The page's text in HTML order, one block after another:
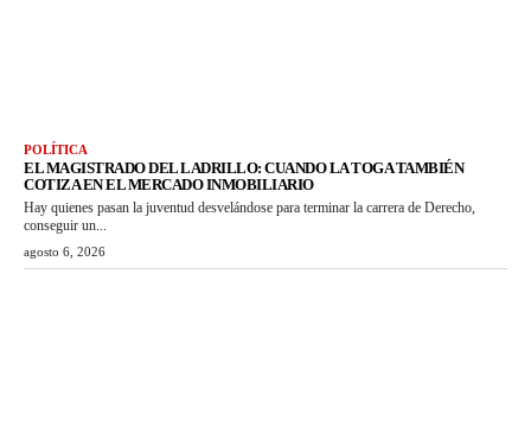
POLÍTICA
EL MAGISTRADO DEL LADRILLO: CUANDO LA TOGA TAMBIÉN
COTIZA EN EL MERCADO INMOBILIARIO
Hay quienes pasan la juventud desvelándose para terminar la carrera de Derecho,
conseguir un...
agosto 6, 2026